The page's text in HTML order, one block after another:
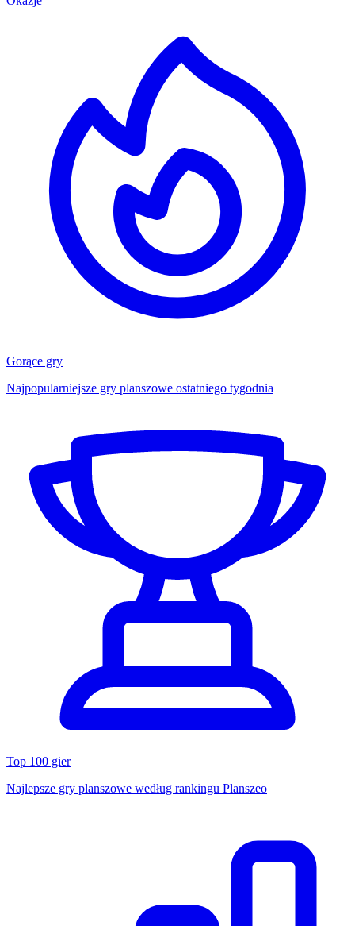
Gorące gry
Najpopularniejsze gry planszowe ostatniego tygodnia
Top 100 gier
Najlepsze gry planszowe według rankingu Planszeo